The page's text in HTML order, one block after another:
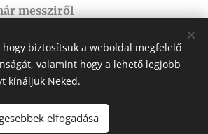
messziről
Korábbi bejegyzés
biztosítsuk a weboldal megfelelő
valamint hogy a lehető legjobb
kínáljuk Neked.
elfogadása